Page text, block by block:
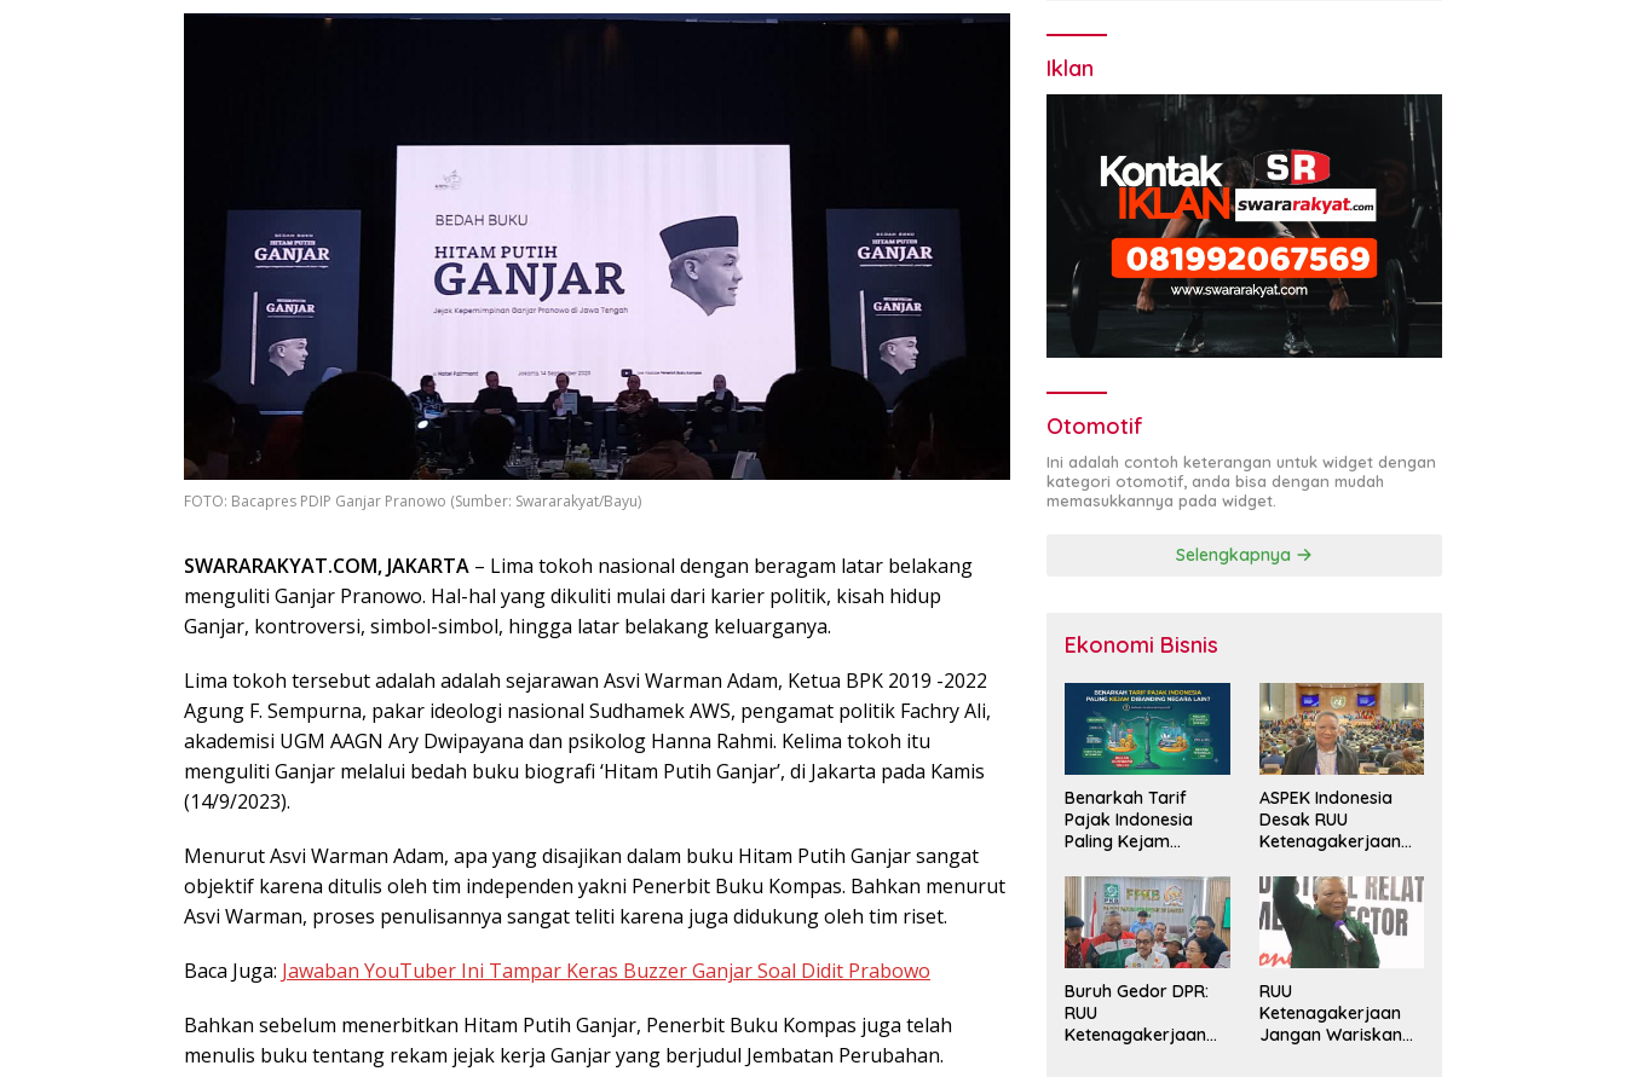
FOTO: Bacapres PDIP Ganjar Pranowo (Sumber: Swararakyat/Bayu)
SWARARAKYAT.COM, JAKARTA – Lima tokoh nasional dengan beragam latar belakang
menguliti Ganjar Pranowo. Hal-hal yang dikuliti mulai dari karier politik, kisah hidup
Ganjar, kontroversi, simbol-simbol, hingga latar belakang keluarganya.
Lima tokoh tersebut adalah adalah sejarawan Asvi Warman Adam, Ketua BPK 2019 -2022
Agung F. Sempurna, pakar ideologi nasional Sudhamek AWS, pengamat politik Fachry Ali,
akademisi UGM AAGN Ary Dwipayana dan psikolog Hanna Rahmi. Kelima tokoh itu
menguliti Ganjar melalui bedah buku biografi ‘Hitam Putih Ganjar’, di Jakarta pada Kamis
(14/9/2023).
Menurut Asvi Warman Adam, apa yang disajikan dalam buku Hitam Putih Ganjar sangat
objektif karena ditulis oleh tim independen yakni Penerbit Buku Kompas. Bahkan menurut
Asvi Warman, proses penulisannya sangat teliti karena juga didukung oleh tim riset.
Baca Juga: Jawaban YouTuber Ini Tampar Keras Buzzer Ganjar Soal Didit Prabowo
Bahkan sebelum menerbitkan Hitam Putih Ganjar, Penerbit Buku Kompas juga telah
menulis buku tentang rekam jejak kerja Ganjar yang berjudul Jembatan Perubahan.
Iklan
Otomotif
Ini adalah contoh keterangan untuk widget dengan
kategori otomotif, anda bisa dengan mudah
memasukkannya pada widget.
Selengkapnya
Ekonomi Bisnis
Benarkah Tarif
Pajak Indonesia
Paling Kejam
Lain?
ASPEK Indonesia
Desak RUU
Ketenagakerjaan
Perlindungan
Pekerja dan Jamin
Hak Pesangon
Buruh Gedor DPR:
RUU
Ketenagakerjaan
RUU
Ketenagakerjaan
Jangan Wariskan